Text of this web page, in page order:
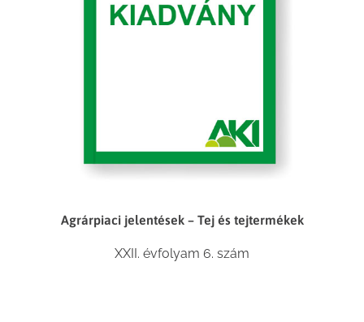
Agrárpiaci jelentések – Tej és tejtermékek
XXII. évfolyam 6. szám